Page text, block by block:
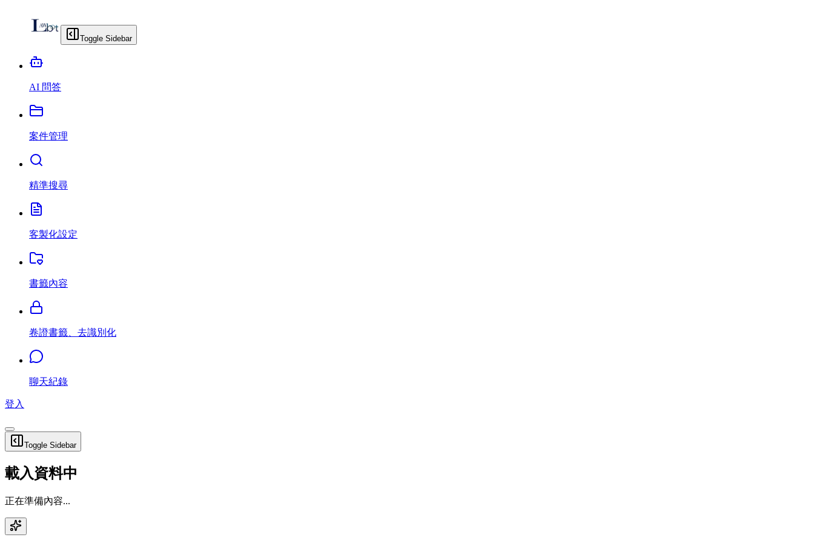
Toggle Sidebar
AI 問答
案件管理
精準搜尋
客製化設定
書籤內容
卷證書籤、去識別化
聊天紀錄
登入
Toggle Sidebar
載入資料中
正在準備內容...